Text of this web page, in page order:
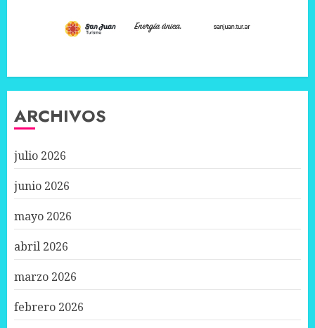
ARCHIVOS
julio 2026
junio 2026
mayo 2026
abril 2026
marzo 2026
febrero 2026